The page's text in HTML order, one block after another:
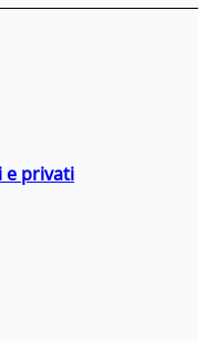
e privati